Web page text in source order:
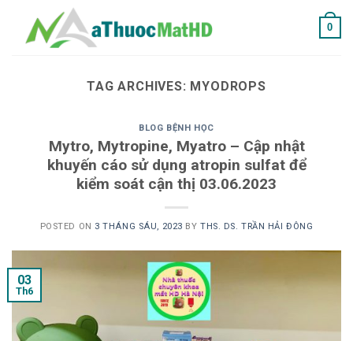
content
0
TAG ARCHIVES: MYODROPS
BLOG BỆNH HỌC
Mytro, Mytropine, Myatro – Cập nhật
khuyến cáo sử dụng atropin sulfat để
kiểm soát cận thị 03.06.2023
POSTED ON 3 THÁNG SÁU, 2023 BYTHS. DS. TRẦN HẢI ĐÔNG
03
Th6